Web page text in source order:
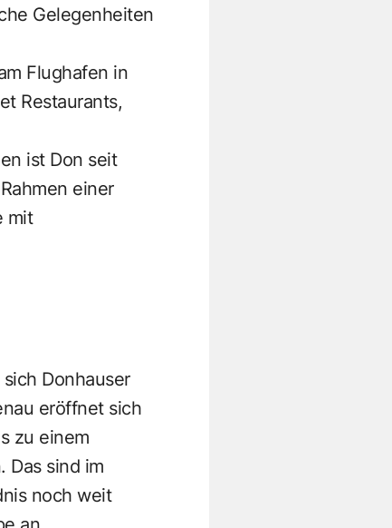
Gelegenheiten
Flughafen in
Restaurants,
ist Don seit
einer
mit
Donhauser
eröffnet sich
zu einem
Das sind im
noch weit